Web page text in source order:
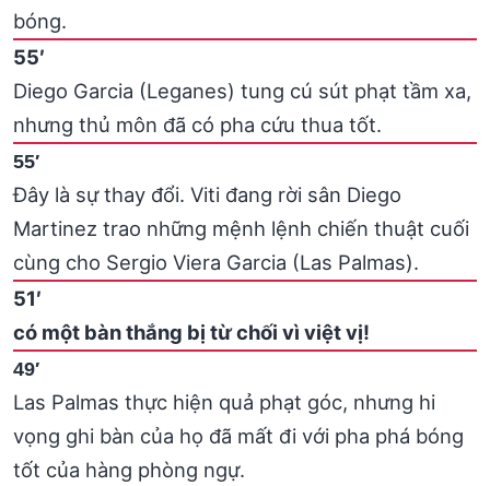
bóng.
55′
Diego Garcia (Leganes) tung cú sút phạt tầm xa,
nhưng thủ môn đã có pha cứu thua tốt.
55′
Đây là sự thay đổi. Viti đang rời sân Diego
Martinez trao những mệnh lệnh chiến thuật cuối
cùng cho Sergio Viera Garcia (Las Palmas).
51′
có một bàn thắng bị từ chối vì việt vị!
49′
Las Palmas thực hiện quả phạt góc, nhưng hi
vọng ghi bàn của họ đã mất đi với pha phá bóng
tốt của hàng phòng ngự.